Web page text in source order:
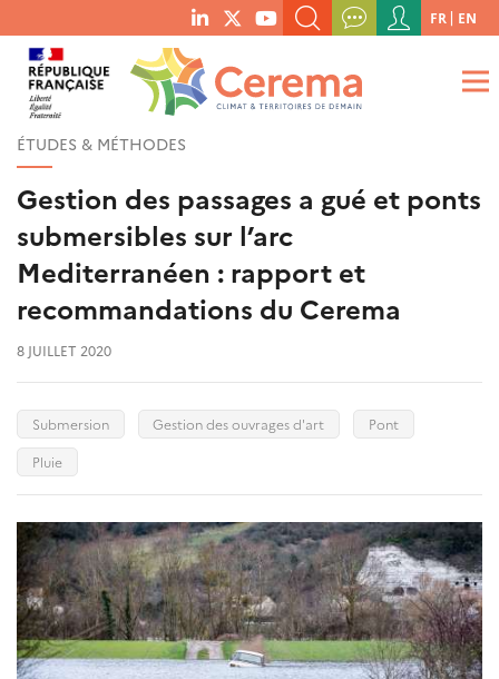
menu
social
links
RECHERCHER UN MOT-CLÉ, UNE PUBLICATION, ETC.
QUE RECHERCHEZ-VOUS ?
Menu
du
compte
de
FR EN
ÉTUDES & MÉTHODES
Gestion des passages a gué et ponts
submersibles sur l’arc
Mediterranéen : rapport et
recommandations du Cerema
8 JUILLET 2020
Submersion Gestion des ouvrages d'art
Pont
Pluie